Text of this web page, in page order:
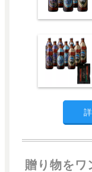
贈り物をワ